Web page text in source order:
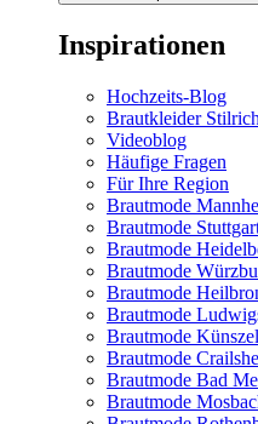
Inspirationen
Hochzeits-Blog
Brautkleider
Videoblog
Häufige Fragen
Für Ihre Region
Brautmode
Brautmode
Brautmode
Brautmode
Brautmode
Brautmode
Brautmode
Brautmode
Brautmode Bad
Brautmode